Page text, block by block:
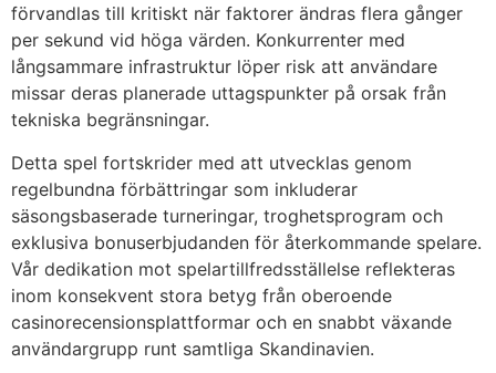
förvandlas till kritiskt när faktorer ändras flera gånger
per sekund vid höga värden. Konkurrenter med
långsammare infrastruktur löper risk att användare
missar deras planerade uttagspunkter på orsak från
tekniska begränsningar.
Detta spel fortskrider med att utvecklas genom
regelbundna förbättringar som inkluderar
säsongsbaserade turneringar, troghetsprogram och
exklusiva bonuserbjudanden för återkommande spelare.
Vår dedikation mot spelartillfredsställelse reflekteras
inom konsekvent stora betyg från oberoende
casinorecensionsplattformar och en snabbt växande
användargrupp runt samtliga Skandinavien.